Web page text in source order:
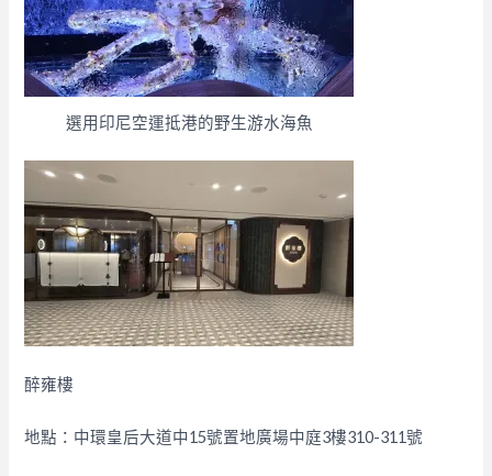
選用印尼空運抵港的野生游水海魚
醉雍樓
地點：中環皇后大道中15號置地廣場中庭3樓310-311號